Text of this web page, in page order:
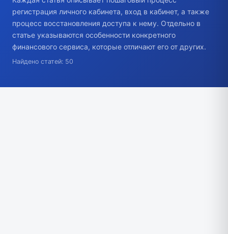
регистрация личного кабинета, вход в кабинет, а также
процесс восстановления доступа к нему. Отдельно в
статье указываются особенности конкретного
финансового сервиса, которые отличают его от других.
Найдено статей: 50